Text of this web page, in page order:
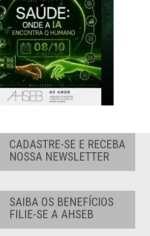
CADASTRE-SE E RECEBA
NOSSA NEWSLETTER
SAIBA OS BENEFÍCIOS
FILIE-SE A AHSEB